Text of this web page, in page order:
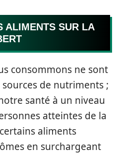
ALIMENTS SUR LA
consommons ne sont
de nutriments ;
santé à un niveau
atteintes de la
aliments
en surchargeant